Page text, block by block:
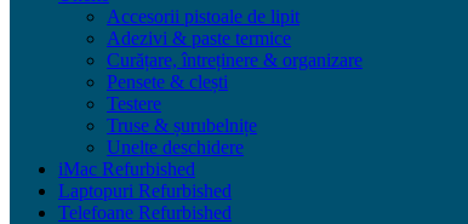
Accesorii pistoale de lipit
Adezivi & paste termice
Curățare, întreținere & organizare
Pensete & clești
Testere
Truse & șurubelnițe
Unelte deschidere
iMac Refurbished
Laptopuri Refurbished
Telefoane Refurbished